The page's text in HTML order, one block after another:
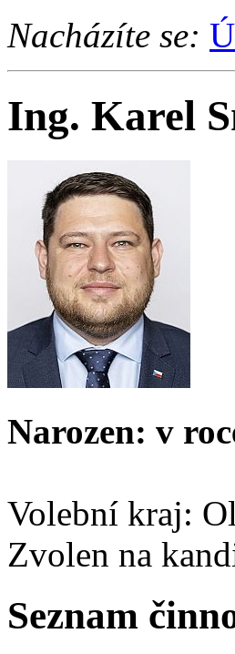
Nacházíte se:
Ing. Karel
Narozen: v
Volební kraj:
Zvolen na
Seznam